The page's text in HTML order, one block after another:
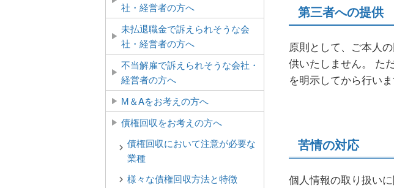
第三者への提供
原則として、ご本人
供いたしません。 た
を明示してから行いま
苦情の対応
個人情報の取り扱い
社・経営者の方へ
未払退職金で訴えられそうな会
社・経営者の方へ
不当解雇で訴えられそうな会社・
経営者の方へ
М＆Aをお考えの方へ
債権回収をお考えの方へ
債権回収において注意が必要な
業種
様々な債権回収方法と特徴